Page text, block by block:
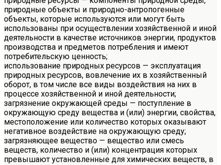
природные объекты и природно-антропогенные
объекты, которые используются или могут быть
использованы при осуществлении хозяйственной и иной
деятельности в качестве источников энергии, продуктов
производства и предметов потребления и имеют
потребительскую ценность;
использование природных ресурсов — эксплуатация
природных ресурсов, вовлечение их в хозяйственный
оборот, в том числе все виды воздействия на них в
процессе хозяйственной и иной деятельности;
загрязнение окружающей среды — поступление в
окружающую среду вещества и (или) энергии, свойства,
местоположение или количество которых оказывают
негативное воздействие на окружающую среду;
загрязняющее вещество — вещество или смесь
веществ, количество и (или) концентрация которых
превышают установленные для химических веществ, в